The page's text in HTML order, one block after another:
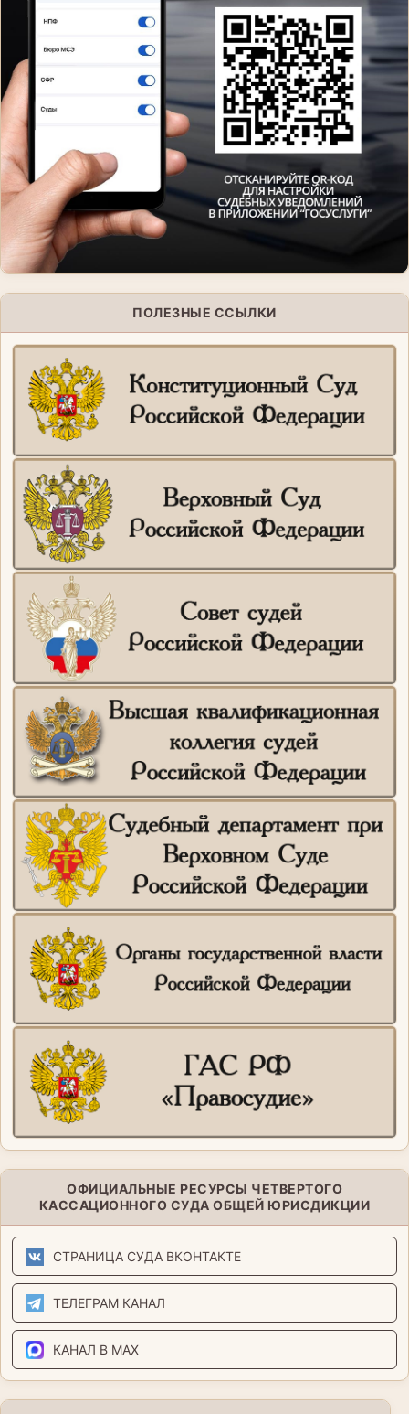
ПОЛЕЗНЫЕ ССЫЛКИ
ОФИЦИАЛЬНЫЕ РЕСУРСЫ ЧЕТВЕРТОГО
КАССАЦИОННОГО СУДА ОБЩЕЙ ЮРИСДИКЦИИ
СТРАНИЦА СУДА ВКОНТАКТЕ
ТЕЛЕГРАМ КАНАЛ
КАНАЛ В MAX